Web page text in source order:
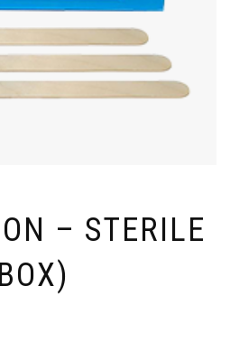
– STERILE